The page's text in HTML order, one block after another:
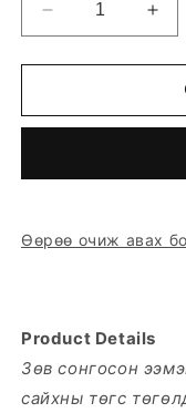
Decrease
quantity
for
for
Өөрөө очиж авах
Product Details
Зөв сонгосон
сайхны төгс